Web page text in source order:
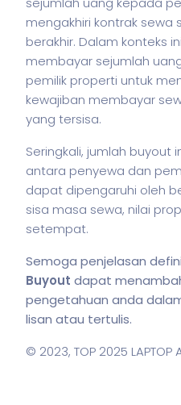
mengakhiri kontrak sewa
berakhir. Dalam konteks
membayar sejumlah
pemilik properti untuk
kewajiban membayar
yang tersisa.
Seringkali, jumlah buyout
antara penyewa dan
dapat dipengaruhi oleh
sisa masa sewa, nilai
setempat.
Semoga penjelasan
Buyout dapat
pengetahuan anda
lisan atau tertulis.
© 2023, TOP 2025 LAPTOP